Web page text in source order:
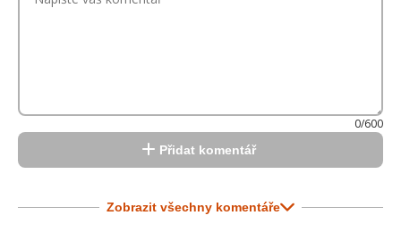
0/600
Přidat komentář
Zobrazit všechny komentáře